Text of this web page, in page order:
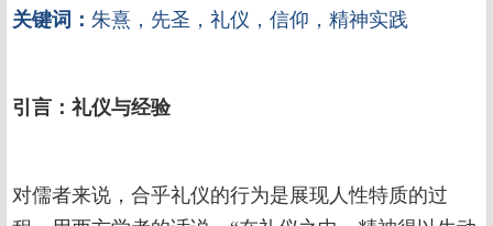
关键词： 朱熹，先圣，礼仪，信仰，精神实践
引言：礼仪与经验
对儒者来说，合乎礼仪的行为是展现人性特质的过